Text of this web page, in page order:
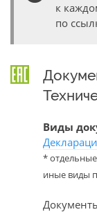
к
по
Виды
*
иные виды